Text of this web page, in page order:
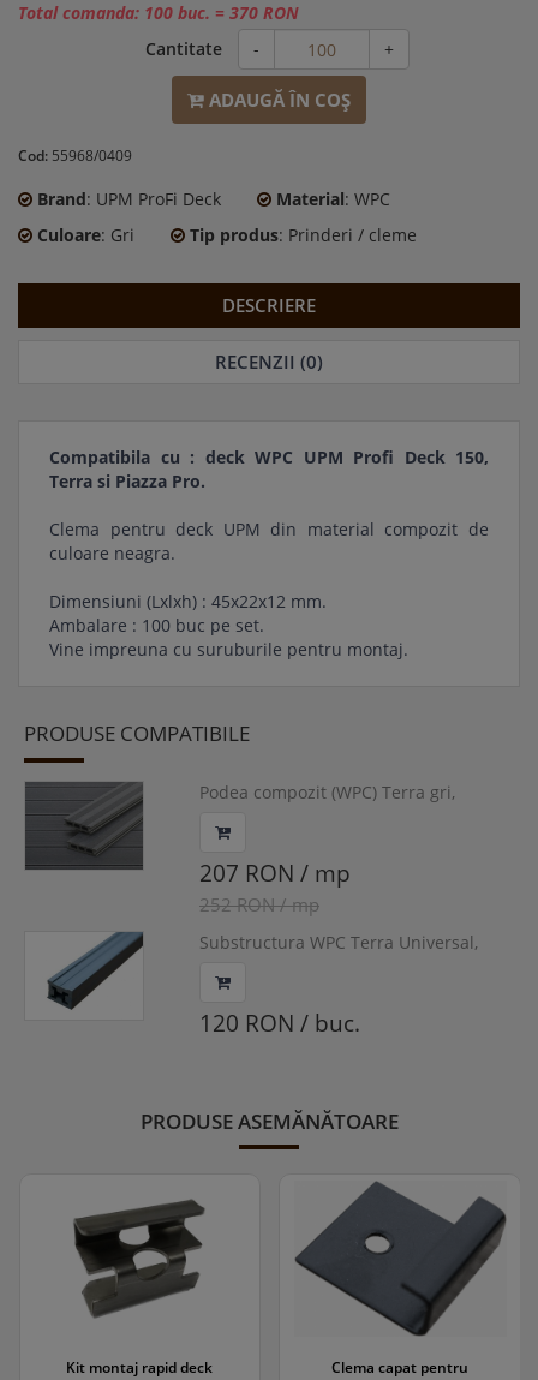
Total comanda: 100 buc. = 370 RON
Cantitate
- +
ADAUGĂ ÎN COŞ
Cod: 55968/0409
Brand: UPM ProFi Deck Material: WPC
Culoare: Gri Tip produs: Prinderi / cleme
DESCRIERE
RECENZII (0)
Compatibila cu : deck WPC UPM Profi Deck 150,
Terra si Piazza Pro.
Clema pentru deck UPM din material compozit de
culoare neagra.
Dimensiuni (Lxlxh) : 45x22x12 mm.
Ambalare : 100 buc pe set.
Vine impreuna cu suruburile pentru montaj.
PRODUSE COMPATIBILE
Podea compozit (WPC) Terra gri,
207 RON / mp
252 RON / mp
Substructura WPC Terra Universal,
120 RON / buc.
PRODUSE ASEMĂNĂTOARE
Kit montaj rapid deck
Clema capat pentru